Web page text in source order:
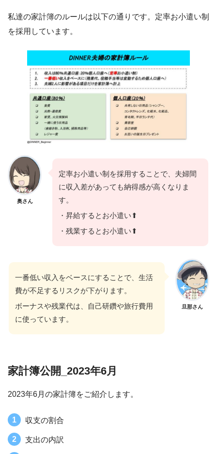
私達の家計簿のルールは以下の通りです。定率お小遣い制
を採用しています。
奥さん
定率お小遣い制を採用することで、夫婦間
に収入差があっても納得感が高くなりま
す。
・昇給するとお小遣い⬆
・残業するとお小遣い⬆
旦那さん
一番低い収入をベースにすることで、生活
費が不足するリスクが下がります。
ボーナスや残業代は、自己研鑽や旅行費用
に使っています。
家計簿公開_2023年6月
2023年6月の家計簿をご紹介します。
収支の割合
支出の内訳